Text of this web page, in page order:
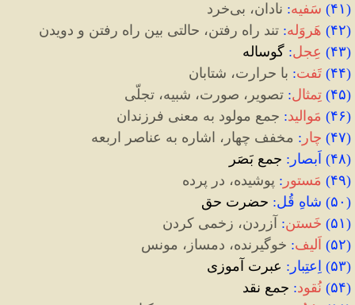
(۴۱) سَفیه: نادان، بیخرد
(۴۲) هَروَله: تند راه رفتن، حالتی بین راه رفتن و دویدن
(۴۳) عِجل: گوساله
(۴۴) تَفت: با حرارت، شتابان
(۴۵) تِمثال: تصویر، صورت، شبیه، تجلّی
(۴۶) مَوالید: جمع مولود به معنی فرزندان
(۴۷) چار : مخفف چهار، اشاره به عناصر اربعه
(۴۸)‌ اَبصار : جمع بَصَر
(۴۹) مَستور : پوشیده، در پرده
( ۵۰) شاهِ قُل: حضرت حق
(۵۱) خَستن: آزردن، زخمی کردن
(۵۲) اَلیف: خوگیرنده، دمساز، مونس
(۵۳) اِعتِبار : عبرت آموزی
(۵۴) نُقود: جمع نقد